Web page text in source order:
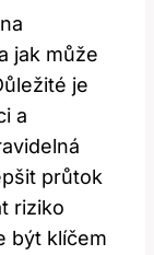
jak může
je
a
průtok
riziko
být klíčem